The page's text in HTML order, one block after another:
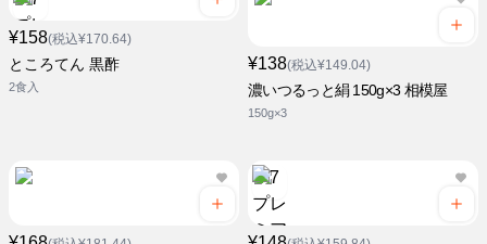
¥158(税込¥170.64)
ところてん 黒酢
2食入
¥138(税込¥149.04)
濃いつるっと絹 150g×3 相模屋
150g×3